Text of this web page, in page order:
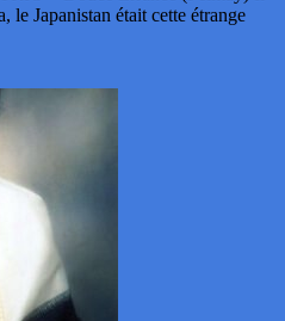
le Japanistan était cette étrange